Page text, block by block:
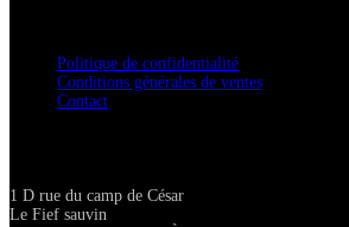
Politique de confidentialité
Conditions générales de ventes
Contact
1 D rue du camp de César
Le Fief sauvin